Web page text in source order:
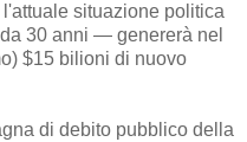
situazione politica
30 anni — genererà nel
$15 bilioni di nuovo
di debito pubblico della